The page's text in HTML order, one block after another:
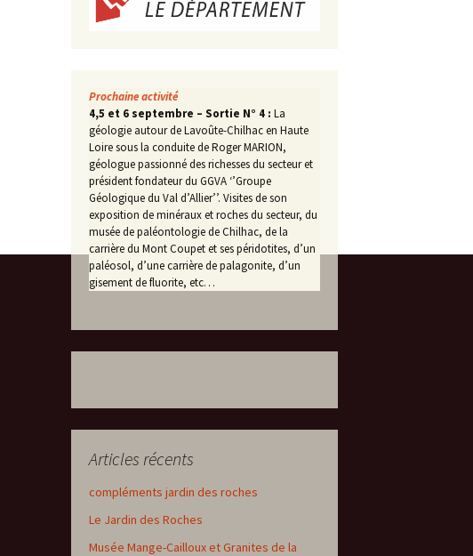
Paysages, affleurements
Prochaine activité
4,5 et 6 septembre – Sortie N° 4 : La
géologie autour de Lavoûte-Chilhac en Haute
Loire sous la conduite de Roger MARION,
géologue passionné des richesses du secteur et
président fondateur du GGVA ‘’Groupe
Géologique du Val d’Allier’’. Visites de son
exposition de minéraux et roches du secteur, du
musée de paléontologie de Chilhac, de la
carrière du Mont Coupet et ses péridotites, d’un
paléosol, d’une carrière de palagonite, d’un
gisement de fluorite, etc…
Articles récents
compléments jardin des roches
Le Jardin des Roches
Musée Mange-Cailloux et Granites de la